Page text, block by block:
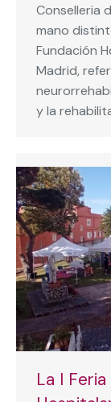
Conselleria
mano
Fundación
Madrid,
y la
La I